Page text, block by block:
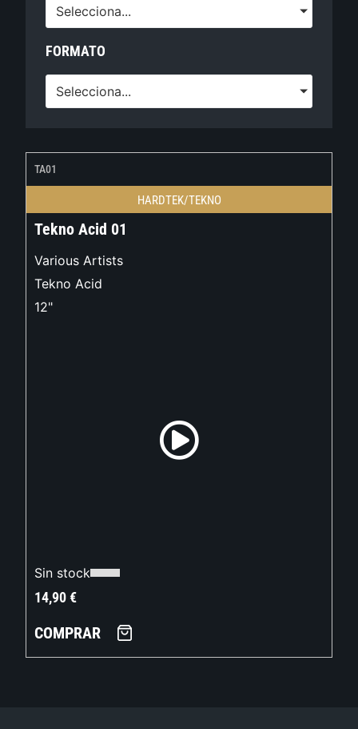
Selecciona...
FORMATO
Selecciona...
TA01
HARDTEK/TEKNO
Tekno Acid 01
Various Artists
Tekno Acid
12"
Sin stock
14,90€
COMPRAR